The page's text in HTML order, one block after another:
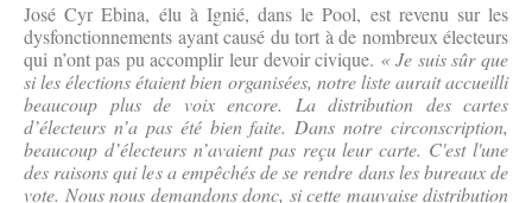
José Cyr Ebina, élu à Ignié, dans le Pool, est revenu sur les
dysfonctionnements ayant causé du tort à de nombreux électeurs
qui n’ont pas pu accomplir leur devoir civique. « Je suis sûr que
si les élections étaient bien organisées, notre liste aurait accueilli
beaucoup plus de voix encore. La distribution des cartes
d’électeurs n’a pas été bien faite. Dans notre circonscription,
beaucoup d’électeurs n’avaient pas reçu leur carte. C'est l'une
des raisons qui les a empêchés de se rendre dans les bureaux de
vote. Nous nous demandons donc, si cette mauvaise distribution